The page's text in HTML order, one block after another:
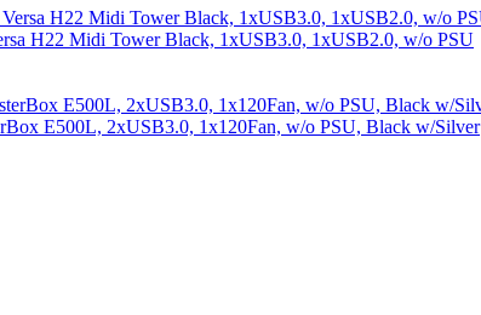
H22 Midi Tower Black, 1xUSB3.0, 1xUSB2.0, w/o PSU
E500L, 2xUSB3.0, 1x120Fan, w/o PSU, Black w/Silver